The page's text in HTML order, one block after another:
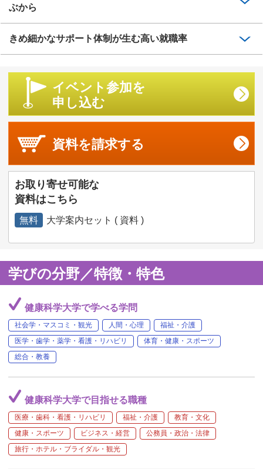
ぶから
きめ細かなサポート体制が生む高い就職率
イベント参加を
申し込む
資料を請求する
お取り寄せ可能な
資料はこちら
無料 大学案内セット ( 資料 )
学びの分野／特徴・特色
健康科学大学で学べる学問
社会学・マスコミ・観光 人間・心理
福祉・介護
医学・歯学・薬学・看護・リハビリ
体育・健康・スポーツ
総合・教養
健康科学大学で目指せる職種
医療・歯科・看護・リハビリ 福祉・介護
教育・文化
健康・スポーツ
ビジネス・経営
公務員・政治・法律
旅行・ホテル・ブライダル・観光